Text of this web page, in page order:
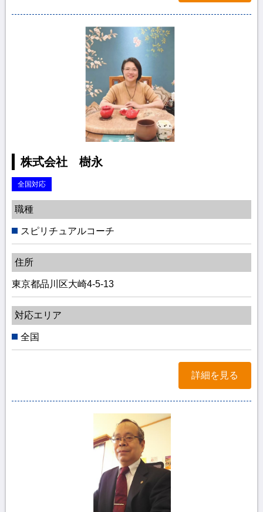
株式会社 樹永
全国対応
職種
スピリチュアルコーチ
住所
東京都品川区大崎4-5-13
対応エリア
全国
詳細を見る